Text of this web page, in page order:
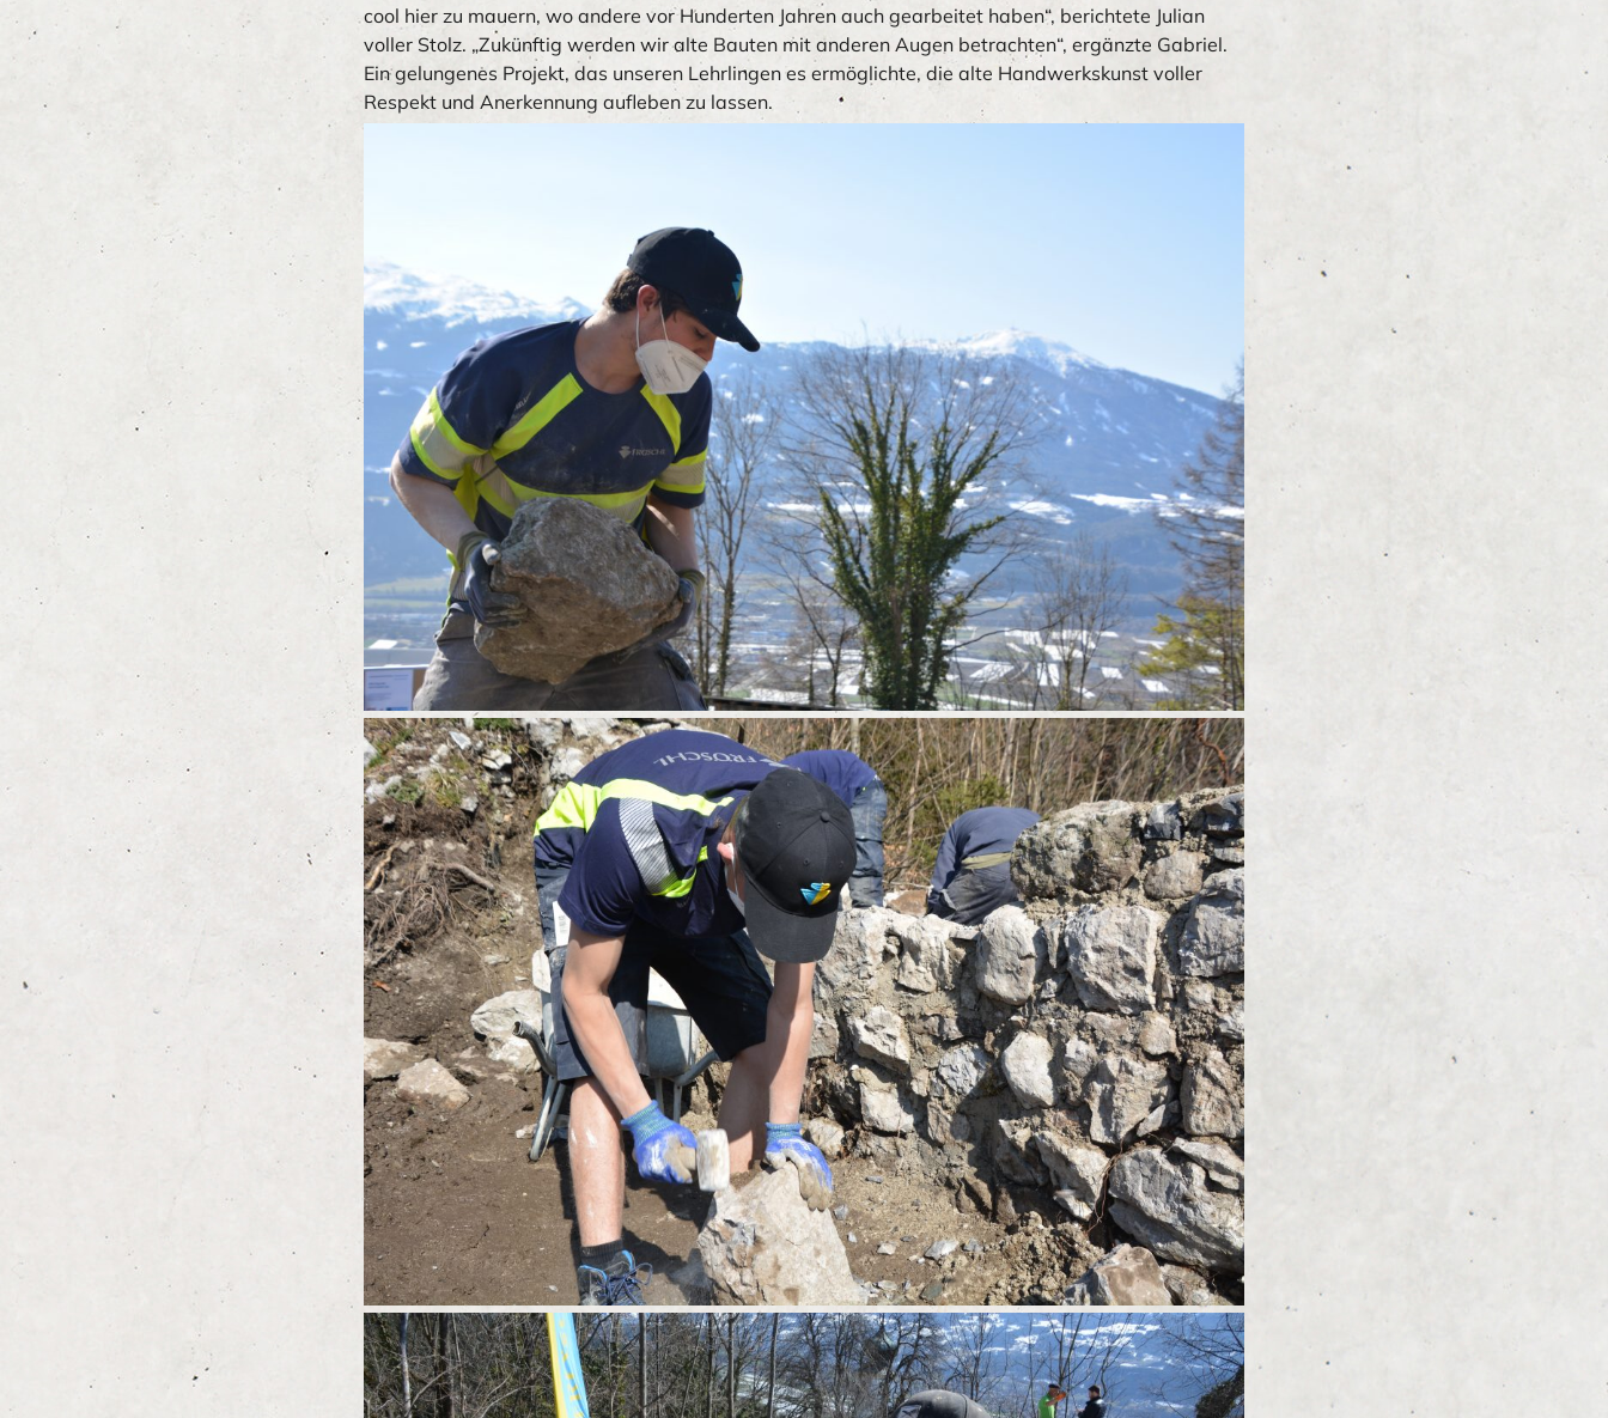
cool hier zu mauern, wo andere vor Hunderten Jahren auch gearbeitet haben“, berichtete Julian
voller Stolz. „Zukünftig werden wir alte Bauten mit anderen Augen betrachten“, ergänzte Gabriel.
Ein gelungenes Projekt, das unseren Lehrlingen es ermöglichte, die alte Handwerkskunst voller
Respekt und Anerkennung aufleben zu lassen.